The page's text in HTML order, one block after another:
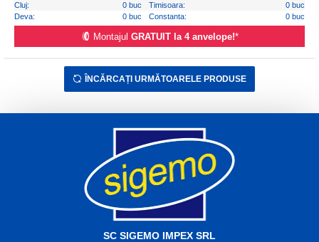
Cluj:
0 buc Timisoara:
0 buc
Deva:
0 buc Constanta: 0 buc
Montajul GRATUIT la 4 anvelope!*
ÎNCĂRCAȚI URMĂTOARELE PRODUSE
SC SIGEMO IMPEX SRL